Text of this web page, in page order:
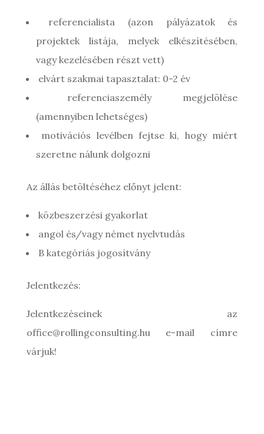
referencialista (azon pályázatok és
projektek listája, melyek elkészítésében,
vagy kezelésében részt vett)
elvárt szakmai tapasztalat: 0-2 év
referenciaszemély megjelölése
(amennyiben lehetséges)
motivációs levélben fejtse ki, hogy miért
szeretne nálunk dolgozni
Az állás betöltéséhez előnyt jelent:
közbeszerzési gyakorlat
angol és/vagy német nyelvtudás
B kategóriás jogosítvány
Jelentkezés:
Jelentkezéseinek az
office@rollingconsulting.hu e-mail címre
várjuk!